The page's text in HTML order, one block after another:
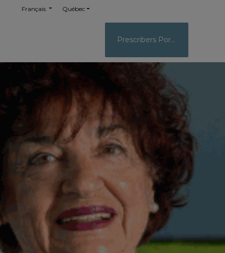
Français Québec
Prescribers Portal